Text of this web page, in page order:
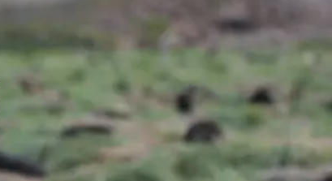
Ta page